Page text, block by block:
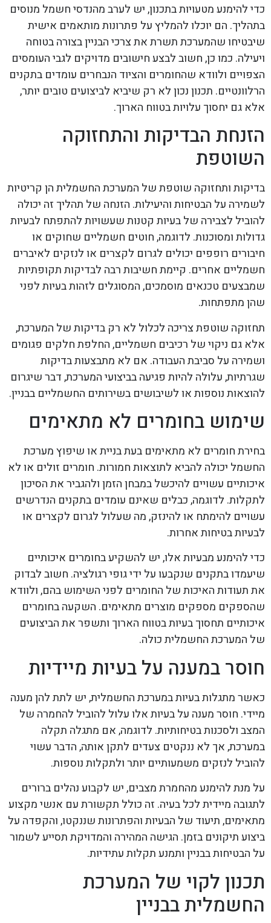
כדי להימנע מטעויות בתכנון, יש לערב מהנדסי חשמל מנוסים
בתהליך. הם יוכלו להמליץ על פתרונות מותאמים אישית
שיבטיחו שהמערכת תשרת את צרכי הבניין בצורה בטוחה
ויעילה. כמו כן, חשוב לבצע חישובים מדויקים לגבי העומסים
הצפויים ולוודא שהחומרים והציוד הנבחרים עומדים בתקנים
הרלוונטיים. תכנון נכון לא רק שיביא לביצועים טובים יותר,
אלא גם יחסוך עלויות בטווח הארוך.
הזנחת הבדיקות והתחזוקה
השוטפת
בדיקות ותחזוקה שוטפת של המערכת החשמלית הן קריטיות
לשמירה על הבטיחות והיעילות. הזנחה של תהליך זה יכולה
להוביל לצבירה של בעיות קטנות שעשויות להתפתח לבעיות
גדולות ומסוכנות. לדוגמה, חוטים חשמליים שחוקים או
חיבורים רופפים יכולים לגרום לקצרים או לנזקים לאיברים
חשמליים אחרים. קיימת חשיבות רבה לבדיקות תקופתיות
שמבצעים טכנאים מוסמכים, המסוגלים לזהות בעיות לפני
שהן מתפתחות.
תחזוקה שוטפת צריכה לכלול לא רק בדיקות של המערכת,
אלא גם ניקוי של רכיבים חשמליים, החלפת חלקים פגומים
ושמירה על סביבת העבודה. אם לא מתבצעות בדיקות
שגרתיות, עלולה להיות פגיעה בביצועי המערכת, דבר שיגרום
להוצאות נוספות או לשיבושים בשירותים החשמליים בבניין.
שימוש בחומרים לא מתאימים
בחירת חומרים לא מתאימים בעת בניית או שיפוץ מערכת
החשמל יכולה להביא לתוצאות חמורות. חומרים זולים או לא
איכותיים עשויים להיכשל במבחן הזמן ולהגביר את הסיכון
לתקלות. לדוגמה, כבלים שאינם עומדים בתקנים הנדרשים
עשויים להימתח או להינזק, מה שעלול לגרום לקצרים או
לבעיות בטיחות אחרות.
כדי להימנע מבעיות אלו, יש להשקיע בחומרים איכותיים
שיעמדו בתקנים שנקבעו על ידי גופי רגולציה. חשוב לבדוק
את תעודות האיכות של החומרים לפני השימוש בהם, ולוודא
שהספקים מספקים מוצרים מתאימים. השקעה בחומרים
איכותיים תחסוך בעיות בטווח הארוך ותשפר את הביצועים
של המערכת החשמלית כולה.
חוסר במענה על בעיות מיידיות
כאשר מתגלות בעיות במערכת החשמלית, יש לתת להן מענה
מיידי. חוסר מענה על בעיות אלו עלול להוביל להחמרה של
המצב ולסכנות בטיחותיות. לדוגמה, אם מתגלה תקלה
במערכת, אך לא ננקטים צעדים לתקן אותה, הדבר עשוי
להוביל לנזקים משמעותיים יותר ולתקלות נוספות.
על מנת להימנע מהחמרת מצבים, יש לקבוע נהלים ברורים
לתגובה מיידית לכל בעיה. זה כולל תקשורת עם אנשי מקצוע
מתאימים, תיעוד של הבעיות והפתרונות שננקטו, והקפדה על
ביצוע תיקונים בזמן. הגישה המהירה והמדויקת תסייע לשמור
על הבטיחות בבניין ותמנע תקלות עתידיות.
תכנון לקוי של המערכת
החשמלית בבניין